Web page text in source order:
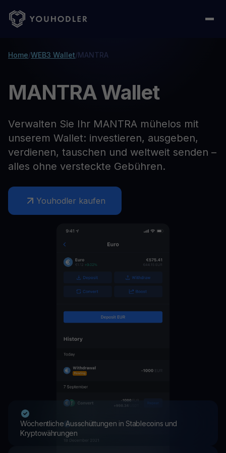
Home/WEB3 Wallet/MANTRA
MANTRA Wallet
Verwalten Sie Ihr MANTRA mühelos mit
unserem Wallet: investieren, ausgeben,
verdienen, tauschen und weltweit senden –
alles ohne versteckte Gebühren.
Youhodler kaufen
Wöchentliche Ausschüttungen in Stablecoins und
Kryptowährungen